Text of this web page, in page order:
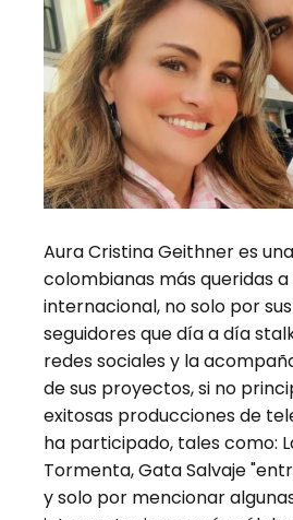
Aura Cristina Geithner es
colombianas más queridas
internacional, no solo por
seguidores que día a día
redes sociales y la
de sus proyectos, si no
exitosas producciones de
ha participado, tales como:
Tormenta, Gata Salvaje
y solo por mencionar